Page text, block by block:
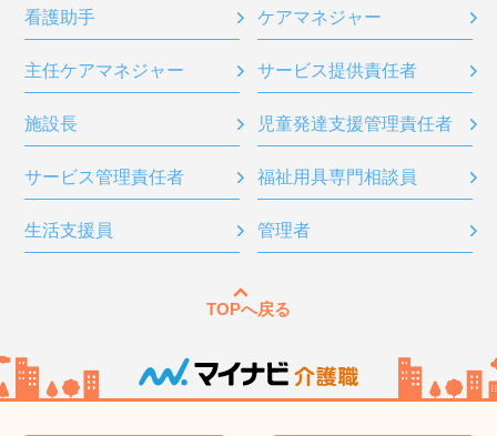
看護助手 ケアマネジャー
主任ケアマネジャー サービス提供責任者
施設長 児童発達支援管理責任者
サービス管理責任者 福祉用具専門相談員
生活支援員 管理者
TOPへ戻る